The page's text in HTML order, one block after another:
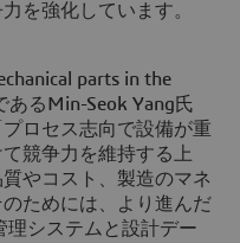
を強化しています。
parts in the
あるMin-Seok Yang氏
ロセス志向で設備が重
競争力を維持する上
やコスト、製造のマネ
ためには、より進んだ
理システムと設計デー